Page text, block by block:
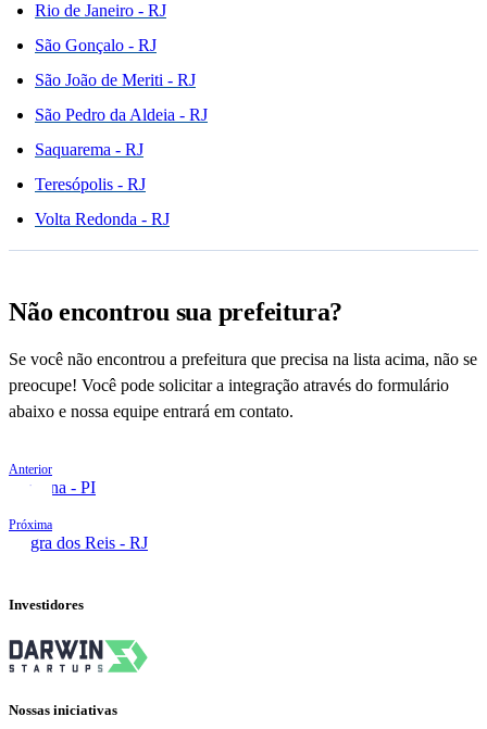
Rio de Janeiro - RJ
São Gonçalo - RJ
São João de Meriti - RJ
São Pedro da Aldeia - RJ
Saquarema - RJ
Teresópolis - RJ
Volta Redonda - RJ
Não encontrou sua prefeitura?
Se você não encontrou a prefeitura que precisa na lista acima, não se
preocupe! Você pode solicitar a integração através do formulário
abaixo e nossa equipe entrará em contato.
Anterior
Teresina - PI
Próxima
Angra dos Reis - RJ
Investidores
Nossas iniciativas